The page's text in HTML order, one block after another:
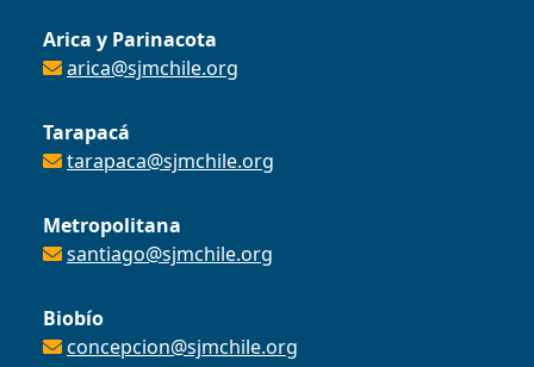
Arica y Parinacota
arica@sjmchile.org
Tarapacá
tarapaca@sjmchile.org
Metropolitana
santiago@sjmchile.org
Biobío
concepcion@sjmchile.org